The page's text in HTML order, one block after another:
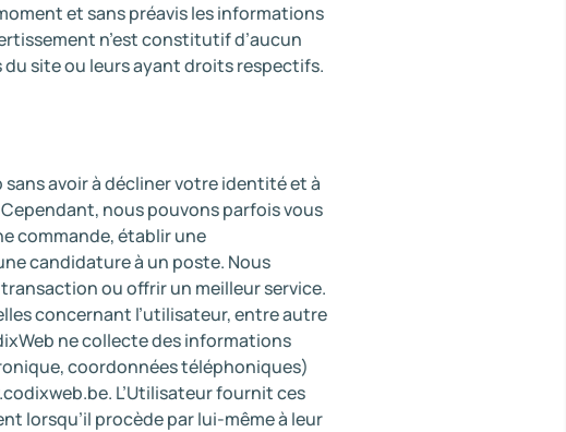
et sans préavis les informations
n’est constitutif d’aucun
site ou leurs ayant droits respectifs.
avoir à décliner votre identité et à
nous pouvons parfois vous
commande, établir une
candidature à un poste. Nous
ou offrir un meilleur service.
concernant l’utilisateur, entre autre
ne collecte des informations
coordonnées téléphoniques)
L’Utilisateur fournit ces
lorsqu’il procède par lui-même à leur